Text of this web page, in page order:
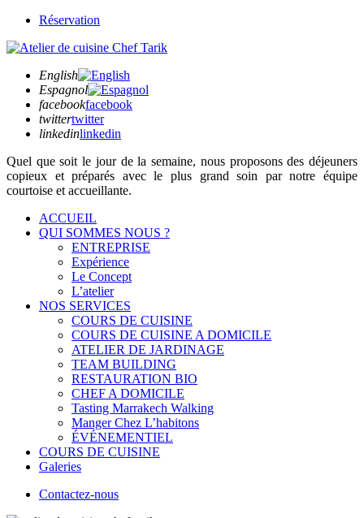
Réservation
English
Espagnol
facebookfacebook
twittertwitter
linkedinlinkedin
Quel que soitle jour de la semaine, nous proposons des déjeuners
copieux et préparés avec le plus grand soin par notre équipe
courtoise et accueillante.
ACCUEIL
QUI SOMMES NOUS ?
ENTREPRISE
Expérience
Le Concept
L’atelier
NOS SERVICES
COURS DE CUISINE
COURS DE CUISINE A DOMICILE
ATELIER DE JARDINAGE
TEAM BUILDING
RESTAURATION BIO
CHEF A DOMICILE
Tasting Marrakech Walking
Manger Chez L’habitons
ÉVÉNEMENTIEL
COURS DE CUISINE
Galeries
Contactez-nous